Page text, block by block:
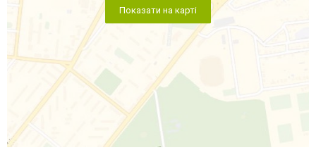
Показати на карті